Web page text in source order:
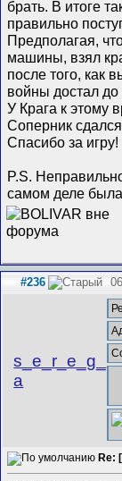
брать. В итоге
правильно
Предполагая,
машины, взял
после того, как
войны достал до
У Крага к этому
Соперник
Спасибо за игру!
P.S.
самом деле
#236
s_e_r_e_g_
a
Re: